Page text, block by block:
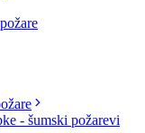
- šumski požarevi